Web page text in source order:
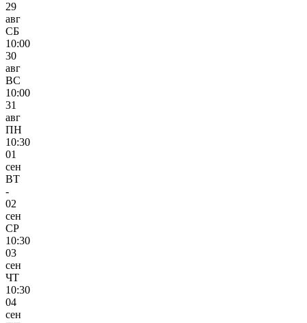
29
авг
СБ
10:00
30
авг
ВС
10:00
31
авг
ПН
10:30
01
сен
ВТ
-
02
сен
СР
10:30
03
сен
ЧТ
10:30
04
сен